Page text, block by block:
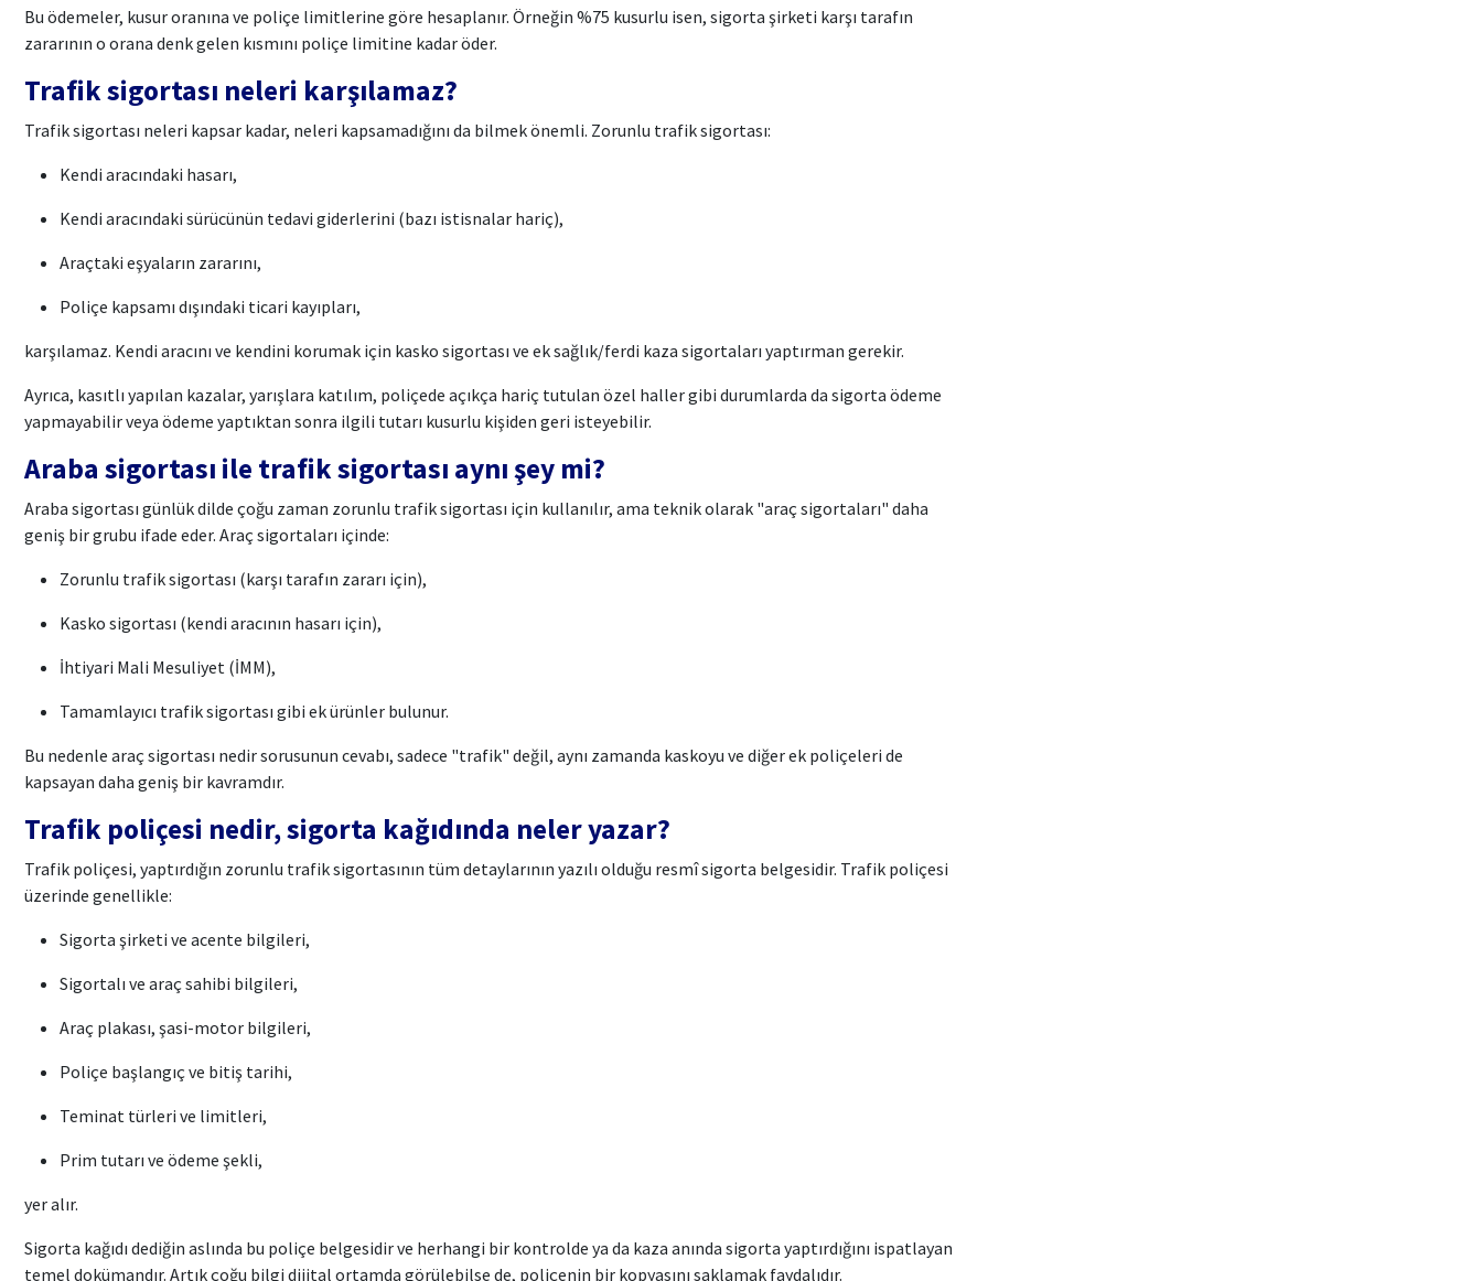
Bu ödemeler, kusur oranına ve poliçe limitlerine göre hesaplanır. Örneğin %75 kusurlu isen, sigorta şirketi karşı tarafın
zararının o orana denk gelen kısmını poliçe limitine kadar öder.
Trafik sigortası neleri karşılamaz?
Trafik sigortası neleri kapsar kadar, neleri kapsamadığını da bilmek önemli. Zorunlu trafik sigortası:
Kendi aracındaki hasarı,
Kendi aracındaki sürücünün tedavi giderlerini (bazı istisnalar hariç),
Araçtaki eşyaların zararını,
Poliçe kapsamı dışındaki ticari kayıpları,
karşılamaz. Kendi aracını ve kendini korumak için kasko sigortası ve ek sağlık/ferdi kaza sigortaları yaptırman gerekir.
Ayrıca, kasıtlı yapılan kazalar, yarışlara katılım, poliçede açıkça hariç tutulan özel haller gibi durumlarda da sigorta ödeme
yapmayabilir veya ödeme yaptıktan sonra ilgili tutarı kusurlu kişiden geri isteyebilir.
Araba sigortası ile trafik sigortası aynı şey mi?
Araba sigortası günlük dilde çoğu zaman zorunlu trafik sigortası için kullanılır, ama teknik olarak "araç sigortaları" daha
geniş bir grubu ifade eder. Araç sigortaları içinde:
Zorunlu trafik sigortası (karşı tarafın zararı için),
Kasko sigortası (kendi aracının hasarı için),
İhtiyari Mali Mesuliyet (İMM),
Tamamlayıcı trafik sigortası gibi ek ürünler bulunur.
Bu nedenle araç sigortası nedir sorusunun cevabı, sadece "trafik" değil, aynı zamanda kaskoyu ve diğer ek poliçeleri de
kapsayan daha geniş bir kavramdır.
Trafik poliçesi nedir, sigorta kağıdında neler yazar?
Trafik poliçesi, yaptırdığın zorunlu trafik sigortasının tüm detaylarının yazılı olduğu resmî sigorta belgesidir. Trafik poliçesi
üzerinde genellikle:
Sigorta şirketi ve acente bilgileri,
Sigortalı ve araç sahibi bilgileri,
Araç plakası, şasi-motor bilgileri,
Poliçe başlangıç ve bitiş tarihi,
Teminat türleri ve limitleri,
Prim tutarı ve ödeme şekli,
yer alır.
Sigorta kağıdı dediğin aslında bu poliçe belgesidir ve herhangi bir kontrolde ya da kaza anında sigorta yaptırdığını ispatlayan
temel dokümandır. Artık çoğu bilgi dijital ortamda görülebilse de, poliçenin bir kopyasını saklamak faydalıdır.